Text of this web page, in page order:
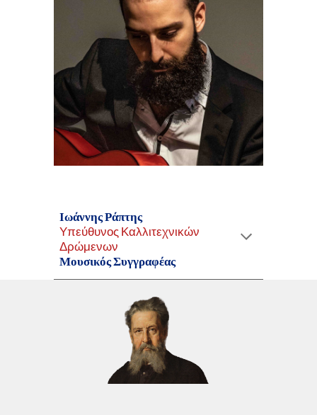
Ιωάννης Ράπτης
Υπεύθυνος Καλλιτεχνικών
Δρώμενων
Μουσικός Συγγραφέας